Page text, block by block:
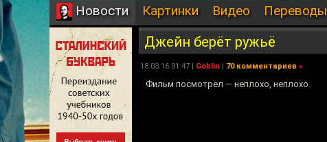
Новости Картинки Видео Переводы
Джейн берёт ружьё
18.03.16 01:47 | Goblin | 70 комментариев »
Фильм посмотрел — неплохо, неплохо.